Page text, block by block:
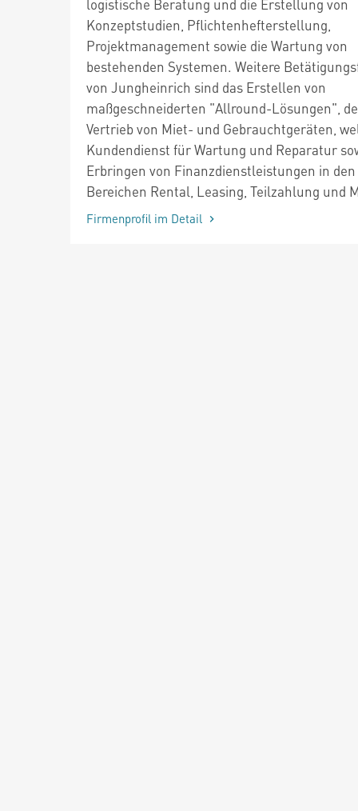
logistische Beratung und die Erstellung von
Konzeptstudien, Pflichtenhefterstellung,
Projektmanagement sowie die Wartung von
bestehenden Systemen. Weitere
von Jungheinrich sind das Erstellen von
maßgeschneiderten "Allround-Lösungen",
Vertrieb von Miet- und Gebrauchtgeräten,
Kundendienst für Wartung und Reparatur
Erbringen von Finanzdienstleistungen in den
Bereichen Rental, Leasing, Teilzahlung und
Firmenprofil im Detail